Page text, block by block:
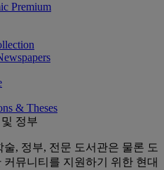
Premium
& Theses
정부
, 정부, 전문 도서관은 물론 도
뮤니티를 지원하기 위한 현대